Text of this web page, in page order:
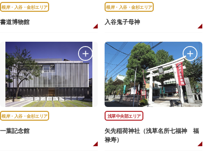
根岸・入谷・金杉エリア
書道博物館
根岸・入谷・金杉エリア
入谷鬼子母神
根岸・入谷・金杉エリア
一葉記念館
浅草中央部エリア
矢先稲荷神社（浅草名所七福神 福
禄寿）